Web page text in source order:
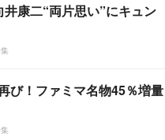
康二“両片思い”にキュン
び！ファミマ名物45％増量